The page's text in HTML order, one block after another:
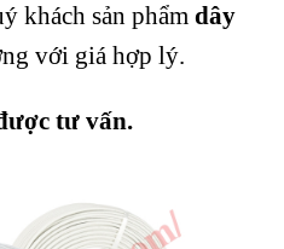
khách sản phẩm dây
với giá hợp lý.
tư vấn.